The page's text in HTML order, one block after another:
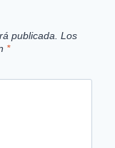
publicada. Los
*